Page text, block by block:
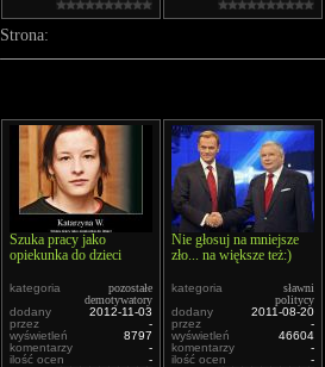
Strona:
Szuka pracy jako
opiekunka do dzieci
kategoria
pozostałe
demotywatory
dodany
2012-11-03
przez
-
wyświetleń
8797
komentarzy
-
ilość ocen
-
Nie głosuj na mniejsze
zło... na większe też:)
kategoria
sławni
politycy
dodany
2011-08-20
przez
-
wyświetleń
46604
komentarzy
-
ilość ocen
-